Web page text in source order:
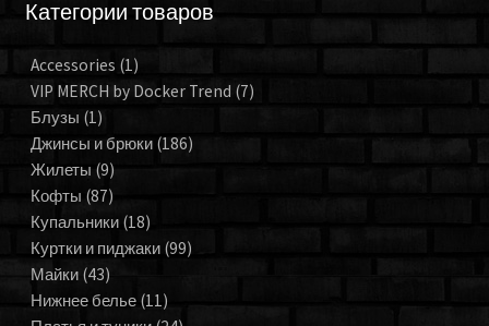
Категории товаров
Accessories (1)
VIP MERCH by Docker Trend (7)
Блузы (1)
Джинсы и брюки (186)
Жилеты (9)
Кофты (87)
Купальники (18)
Куртки и пиджаки (99)
Майки (43)
Нижнее белье (11)